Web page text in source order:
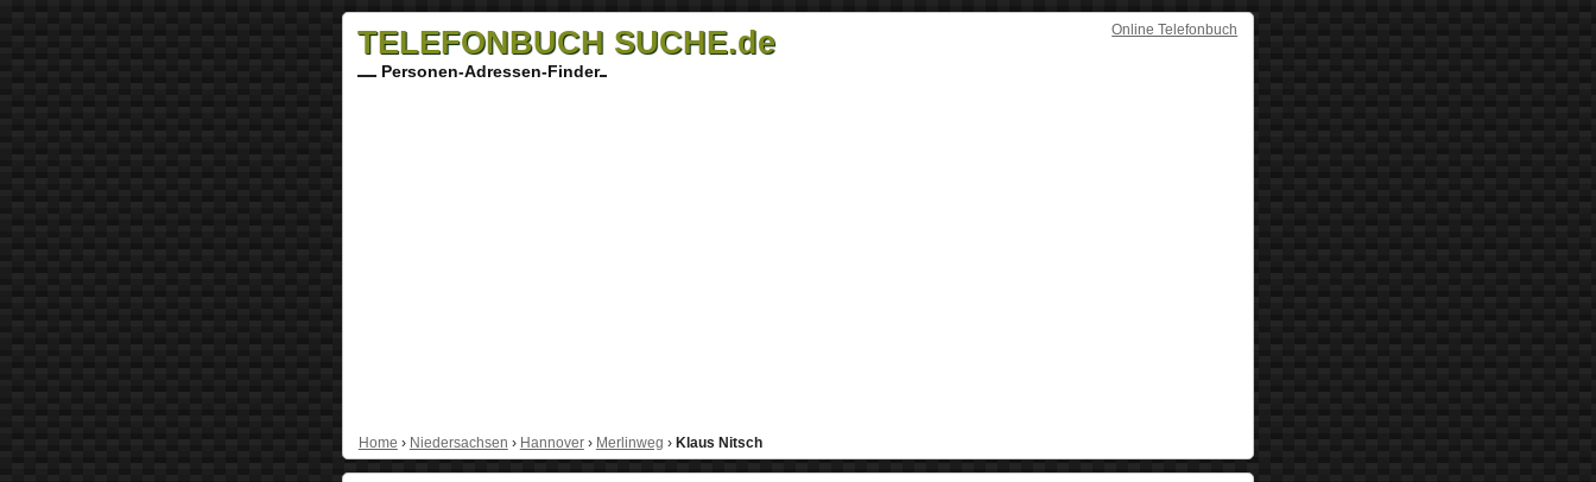
Online Telefonbuch
TELEFONBUCH SUCHE.de
Personen-Adressen-Finder
Home › Niedersachsen › Hannover› Merlinweg › Klaus Nitsch